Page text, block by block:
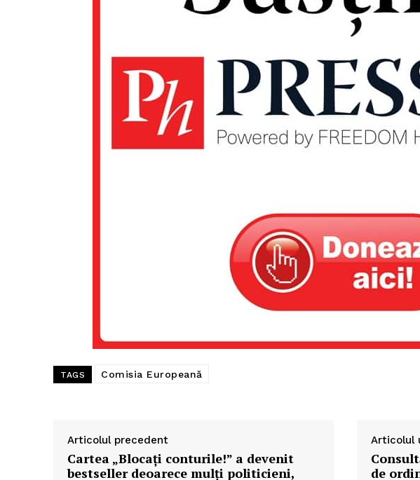
TAGS Comisia Europeană
Articolul precedent
Cartea „Blocați conturile!” a devenit
bestseller deoarece mulți politicieni,
Articolul
de